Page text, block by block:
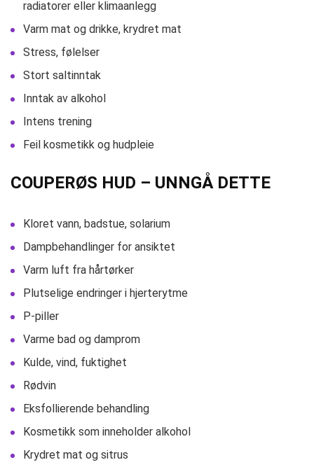
radiatorer eller klimaanlegg
Varm mat og drikke, krydret mat
Stress, følelser
Stort saltinntak
Inntak av alkohol
Intens trening
Feil kosmetikk og hudpleie
COUPERØS HUD – UNNGÅ DETTE
Kloret vann, badstue, solarium
Dampbehandlinger for ansiktet
Varm luft fra hårtørker
Plutselige endringer i hjerterytme
P-piller
Varme bad og damprom
Kulde, vind, fuktighet
Rødvin
Eksfollierende behandling
Kosmetikk som inneholder alkohol
Krydret mat og sitrus